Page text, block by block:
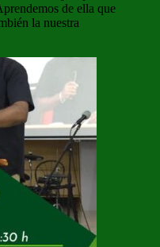
de ella que
la nuestra